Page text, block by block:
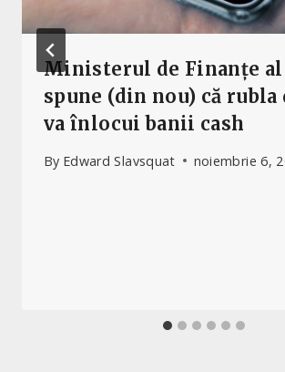
Ministerul de Finanțe
spune (din nou) că
va înlocui banii cash
By Edward Slavsquat noiembrie 6,